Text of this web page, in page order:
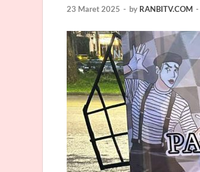
23 Maret 2025 - by RANBITV.COM -